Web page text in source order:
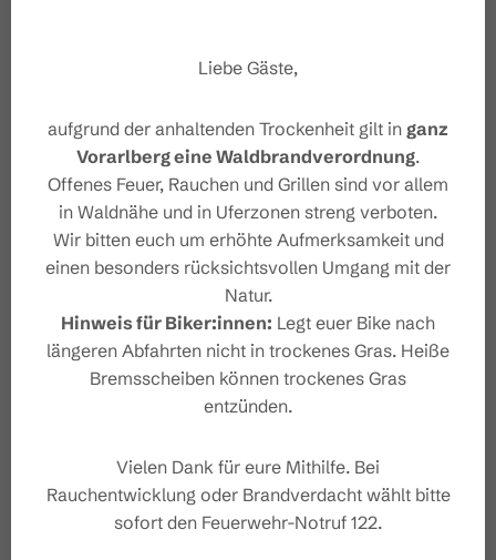
#wirsindbrandnertal
Feedback geben &
Liebe Gäste,
aufgrund der anhaltenden Trockenheit gilt in ganz
Vorarlberg eine Waldbrandverordnung.
Offenes Feuer, Rauchen und Grillen sind vor allem
in Waldnähe und in Uferzonen streng verboten.
Wir bitten euch um erhöhte Aufmerksamkeit und
einen besonders rücksichtsvollen Umgang mit der
Natur.
Hinweis für Biker:innen: Legt euer Bike nach
längeren Abfahrten nicht in trockenes Gras. Heiße
Bremsscheiben können trockenes Gras
entzünden.
Vielen Dank für eure Mithilfe. Bei
Rauchentwicklung oder Brandverdacht wählt bitte
sofort den Feuerwehr-Notruf 122.